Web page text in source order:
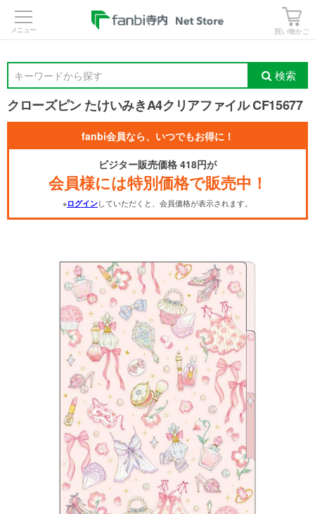
買い物かご
キーワードから探す 検索
クローズピン たけいみきA4クリアファイル CF15677
fanbi会員なら、いつでもお得に！
ビジター販売価格 418円が
会員様には特別価格で販売中！
※ログインしていただくと、会員価格が表示されます。